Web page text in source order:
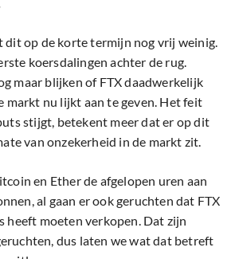
dit op de korte termijn nog vrij weinig.
koersdalingen achter de rug.
maar blijken of FTX daadwerkelijk
markt nu lijkt aan te geven. Het feit
stijgt, betekent meer dat er op dit
van onzekerheid in de markt zit.
en Ether de afgelopen uren aan
al gaan er ook geruchten dat FTX
heeft moeten verkopen. Dat zijn
dus laten we wat dat betreft